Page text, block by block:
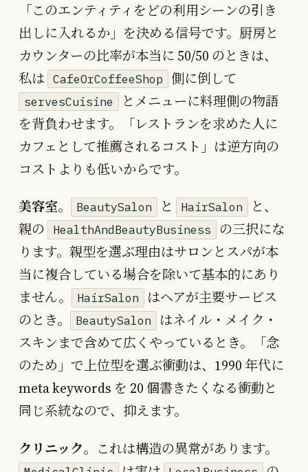
「このエンティティをどの利用シーンの引き
出しに入れるか」を決める信号です。厨房と
カウンターの比率が本当に 50/50 のときは、
私は CafeOrCoffeeShop 側に倒して
servesCuisine
とメニューに料理側の物語
を背負わせます。「レストランを求めた人に
カフェとして推薦されるコスト」は逆方向の
コストよりも低いからです。
美容室。 BeautySalon と HairSalon
と、
親の
HealthAndBeautyBusiness
の三択にな
ります。親型を選ぶ理由はサロンとスパが本
当に複合している場合を除いて基本的にあり
ません。
HairSalon
はヘアが主要サービス
のとき。
BeautySalon
はネイル・メイク・
スキンまで含めて広くやっているとき。「念
のため」で上位型を選ぶ衝動は、1990 年代に
meta keywords を 20 個書きたくなる衝動と
同じ系統なので、抑えます。
クリニック。これは構造の異常があります。